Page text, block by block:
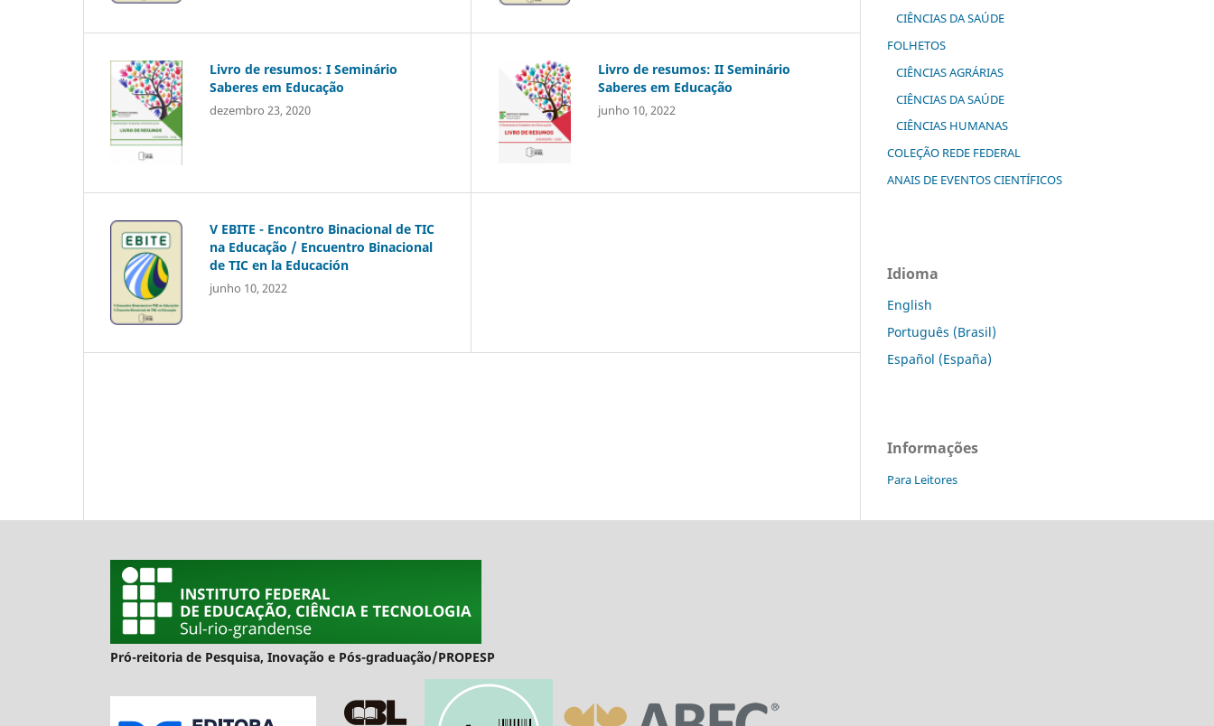
Livro de resumos: I Seminário
Saberes em Educação
dezembro 23, 2020
Livro de resumos: II Seminário
Saberes em Educação
junho 10, 2022
V EBITE - Encontro Binacional de TIC
na Educação / Encuentro Binacional
de TIC en la Educación
junho 10, 2022
CIÊNCIAS DA SAÚDE
FOLHETOS
CIÊNCIAS AGRÁRIAS
CIÊNCIAS DA SAÚDE
CIÊNCIAS HUMANAS
COLEÇÃO REDE FEDERAL
ANAIS DE EVENTOS CIENTÍFICOS
Idioma
English
Português (Brasil)
Español (España)
Informações
Para Leitores
Pró-reitoria de Pesquisa, Inovação e Pós-graduação/PROPESP